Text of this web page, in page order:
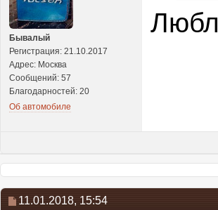
Бывалый
Регистрация: 21.10.2017
Адрес: Москва
Сообщений: 57
Благодарностей: 20
Об автомобиле
11.01.2018, 15:54